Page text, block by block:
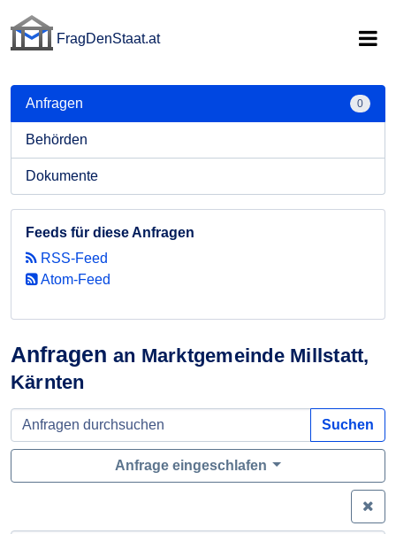
FragDenStaat.at
Anfragen an Marktgemeinde Millstatt,
Kärnten
Suchen
Anfrage eingeschlafen
Anfragen 0
Behörden
Dokumente
Feeds für diese Anfragen
RSS-Feed
Atom-Feed